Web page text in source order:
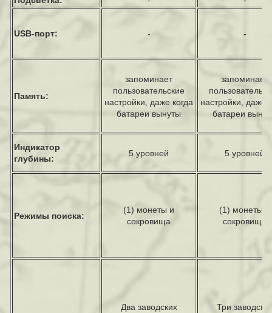
USB-порт: - -
Память:
запоминает
пользовательские
настройки, даже когда
батареи вынуты
запоминает
настройки, даже
батареи
Индикатор
глубины:
5 уровней 5 уровней
Режимы поиска:
(1) монеты и
сокровища
(1) монеты и
сокровища
Два заводских
Три